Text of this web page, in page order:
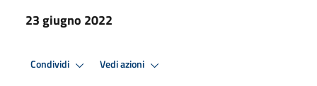
23 giugno 2022
Condividi Vedi azioni